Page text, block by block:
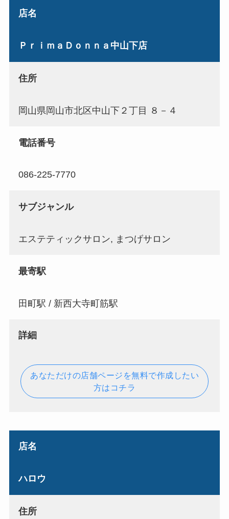
店名
ＰｒｉｍａＤｏｎｎａ中山下店
住所
岡山県岡山市北区中山下２丁目 ８－４
電話番号
086-225-7770
サブジャンル
エステティックサロン, まつげサロン
最寄駅
田町駅 / 新西大寺町筋駅
詳細
あなただけの店舗ページを無料で作成したい
方はコチラ
店名
ハロウ
住所